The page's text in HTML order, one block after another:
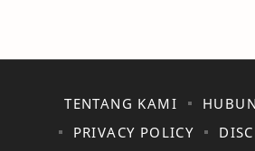
TENTANG KAMI
PRIVACY POLICY